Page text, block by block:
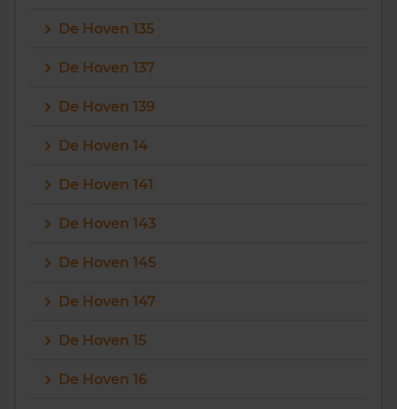
De Hoven 135
De Hoven 137
De Hoven 139
De Hoven 14
De Hoven 141
De Hoven 143
De Hoven 145
De Hoven 147
De Hoven 15
De Hoven 16